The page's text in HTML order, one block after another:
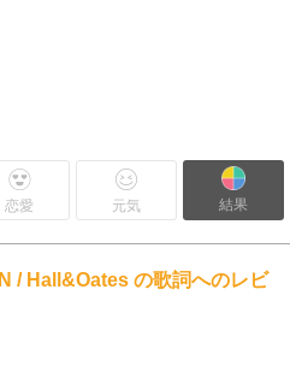
恋愛 元気 結果
/ Hall&Oates の歌詞へのレビ